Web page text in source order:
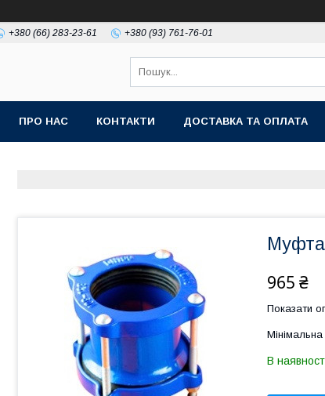
+380 (66) 283-23-61 +380 (93) 761-76-01
ПРО НАС КОНТАКТИ ДОСТАВКА ТА ОПЛАТА
Муфта
965 ₴
Показати
В